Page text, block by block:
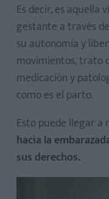
Es decir, es aquella
gestante a través
su autonomía y
movimientos, trato
medicación y
como es el parto.
Esto puede llegar
hacia la
sus derechos.